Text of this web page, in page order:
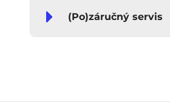
(Po)záručný servis